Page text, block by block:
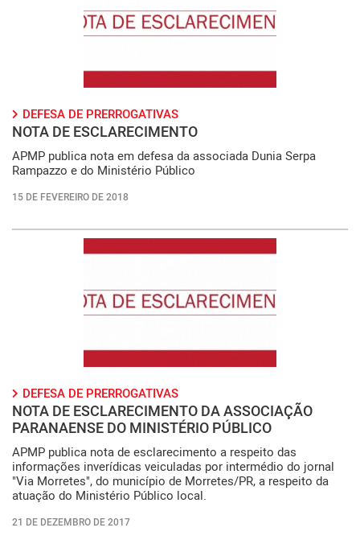
DEFESA DE PRERROGATIVAS
NOTA DE ESCLARECIMENTO
APMP publica nota em defesa da associada Dunia Serpa
Rampazzo e do Ministério Público
15 DE FEVEREIRO DE 2018
DEFESA DE PRERROGATIVAS
NOTA DE ESCLARECIMENTO DA ASSOCIAÇÃO
PARANAENSE DO MINISTÉRIO PÚBLICO
APMP publica nota de esclarecimento a respeito das
informações inverídicas veiculadas por intermédio do jornal
"Via Morretes", do município de Morretes/PR, a respeito da
atuação do Ministério Público local.
21 DE DEZEMBRO DE 2017